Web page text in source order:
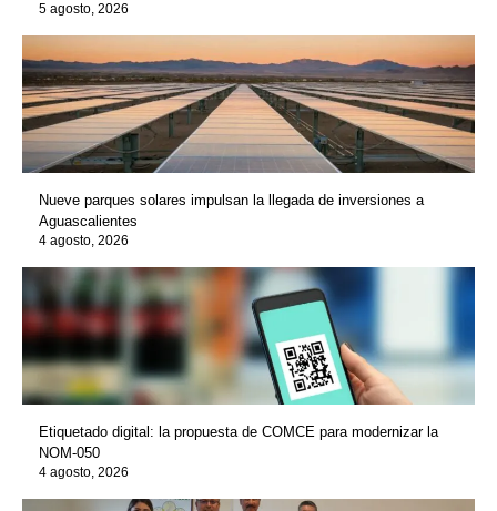
5 agosto, 2026
Nueve parques solares impulsan la llegada de inversiones a
Aguascalientes
4 agosto, 2026
Etiquetado digital: la propuesta de COMCE para modernizar la
NOM-050
4 agosto, 2026